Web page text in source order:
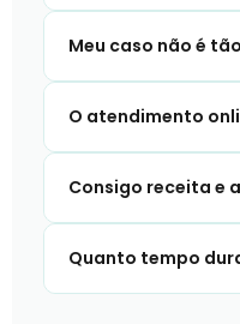
Meu caso não é
O atendimento
Consigo receita e
Quanto tempo